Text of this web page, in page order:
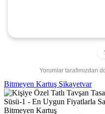
Yorumlar tarafımızdan
Bitmeyen Kartuş Şikayetvar